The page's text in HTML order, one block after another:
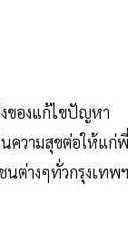
ของแก้ไขปัญหา
ความสุขต่อให้แก่พี่
นต่างๆทั่วกรุงเทพ